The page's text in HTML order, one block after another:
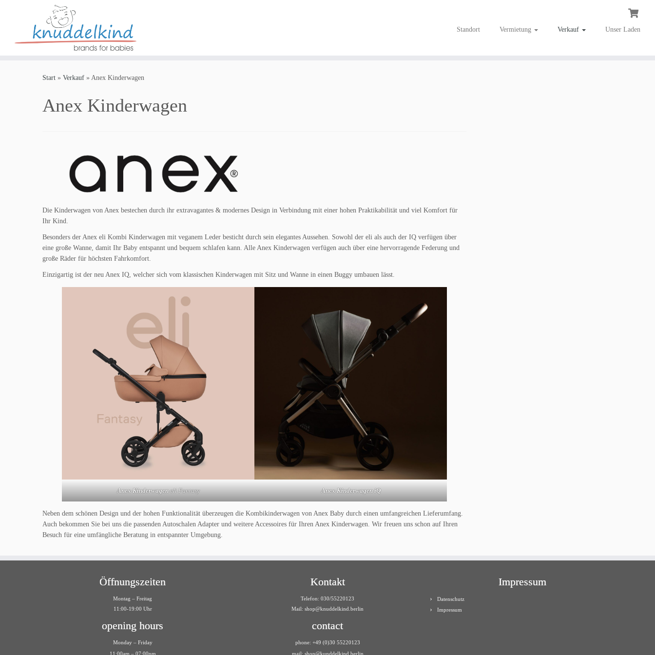
Standort Vermietung Verkauf Unser Laden
Start » Verkauf » Anex Kinderwagen
Anex Kinderwagen
Die Kinderwagen von Anex bestechen durch ihr extravagantes & modernes Design in Verbindung mit einer hohen Praktikabilität und viel Komfort für
Ihr Kind.
Besonders der Anex eli Kombi Kinderwagen mit veganem Leder besticht durch sein elegantes Aussehen. Sowohl der eli als auch der IQ verfügen über
eine große Wanne, damit Ihr Baby entspannt und bequem schlafen kann. Alle Anex Kinderwagen verfügen auch über eine hervorragende Federung und
große Räder für höchsten Fahrkomfort.
Einzigartig ist der neu Anex IQ, welcher sich vom klassischen Kinderwagen mit Sitz und Wanne in einen Buggy umbauen lässt.
Anex Kinderwageneli Fantasy Anex Kinderwagen iQ
Neben dem schönen Design und der hohen Funktionalität überzeugen die Kombikinderwagen von Anex Baby durch einen umfangreichen Lieferumfang.
Auch bekommen Sie bei uns die passenden Autoschalen Adapter und weitere Accessoires für Ihren Anex Kinderwagen. Wir freuen uns schon auf Ihren
Besuch für eine umfängliche Beratung in entspannter Umgebung.
Öffnungszeiten
Montag – Freitag
11:00-19:00 Uhr
opening hours
Monday – Friday
11:00am – 07:00pm
Kontakt
Telefon: 030/55220123
Mail: shop@knuddelkind.berlin
contact
phone: +49 (0)30 55220123
mail: shop@kunddelkind.berlin
Impressum
Datenschutz
Impressum